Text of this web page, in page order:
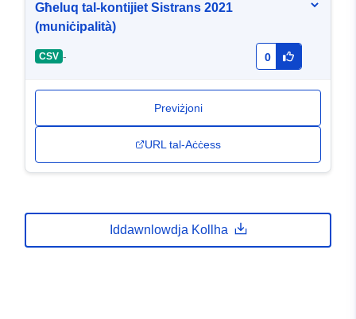
Għeluq tal-kontijiet Sistrans 2021
(muniċipalità)
CSV - 0
Previżjoni
URL tal-Aċċess
Iddawnlowdja Kollha